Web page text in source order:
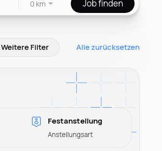
0 km Job finden
Weitere Filter Alle zurücksetzen
Festanstellung
Anstellungsart